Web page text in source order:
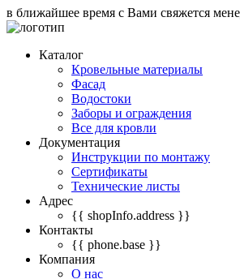
в ближайшее время с Вами свяжется
Каталог
Кровельные материалы
Фасад
Водостоки
Заборы и ограждения
Все для кровли
Документация
Инструкции по монтажу
Сертификаты
Технические листы
Адрес
{{ shopInfo.address }}
Контакты
{{ phone.base }}
Компания
О нас